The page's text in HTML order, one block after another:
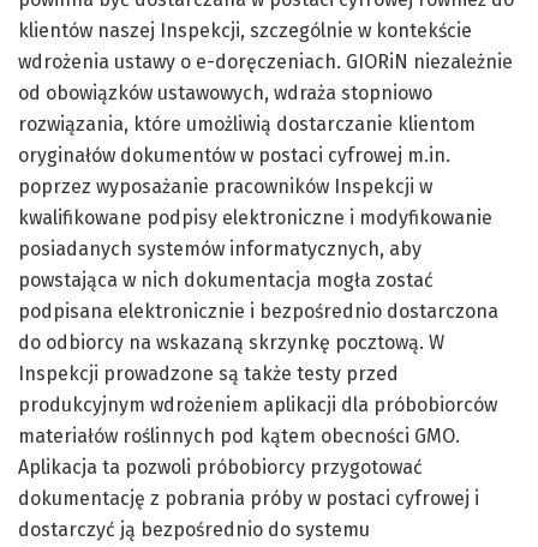
klientów naszej Inspekcji, szczególnie w kontekście
wdrożenia ustawy o e-doręczeniach. GIORiN niezależnie
od obowiązków ustawowych, wdraża stopniowo
rozwiązania, które umożliwią dostarczanie klientom
oryginałów dokumentów w postaci cyfrowej m.in.
poprzez wyposażanie pracowników Inspekcji w
kwalifikowane podpisy elektroniczne i modyfikowanie
posiadanych systemów informatycznych, aby
powstająca w nich dokumentacja mogła zostać
podpisana elektronicznie i bezpośrednio dostarczona
do odbiorcy na wskazaną skrzynkę pocztową. W
Inspekcji prowadzone są także testy przed
produkcyjnym wdrożeniem aplikacji dla próbobiorców
materiałów roślinnych pod kątem obecności GMO.
Aplikacja ta pozwoli próbobiorcy przygotować
dokumentację z pobrania próby w postaci cyfrowej i
dostarczyć ją bezpośrednio do systemu